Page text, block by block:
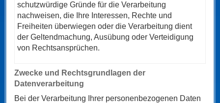
schutzwürdige Gründe für die Verarbeitung
nachweisen, die Ihre Interessen, Rechte und
Freiheiten überwiegen oder die Verarbeitung dient
der Geltendmachung, Ausübung oder Verteidigung
von Rechtsansprüchen.
Zwecke und Rechtsgrundlagen der
Datenverarbeitung
Bei der Verarbeitung Ihrer personenbezogenen Daten